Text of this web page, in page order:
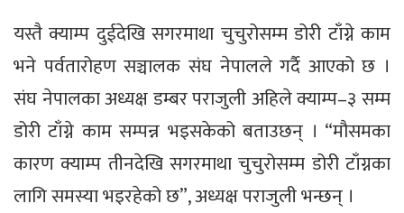
यस्तै क्याम्प दुईदेखि सगरमाथा चुचुरोसम्म डोरी टाँग्ने काम
भने पर्वतारोहण सञ्चालक संघ नेपालले गर्दै आएको छ ।
संघ नेपालका अध्यक्ष डम्बर पराजुली अहिले क्याम्प–३ सम्म
डोरी टाँग्ने काम सम्पन्न भइसकेको बताउछन् । “मौसमका
कारण क्याम्प तीनदेखि सगरमाथा चुचुरोसम्म डोरी टाँग्नका
लागि समस्या भइरहेको छ”, अध्यक्ष पराजुली भन्छन् ।